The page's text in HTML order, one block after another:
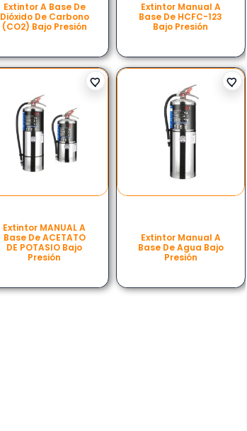
Extintor A Base De
Dióxido De Carbono
(CO2) Bajo Presión
Extintor Manual A
Base De HCFC-123
Bajo Presión
Extintor MANUAL A
Base De ACETATO
DE POTASIO Bajo
Presión
Extintor Manual A
Base De Agua Bajo
Presión